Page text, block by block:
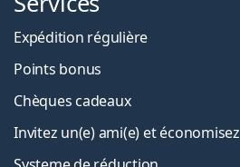
Expédition régulière
Points bonus
Chèques cadeaux
Invitez un(e) ami(e) et économisez